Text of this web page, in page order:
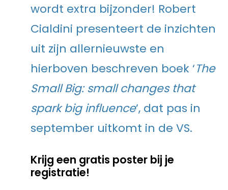
wordt extra bijzonder! Robert
Cialdini presenteert de inzichten
uit zijn allernieuwste en
hierboven beschreven boek ‘The
Small Big: small changes that
spark big influence’, dat pas in
september uitkomt in de VS.
Krijg een gratis poster bij je
registratie!